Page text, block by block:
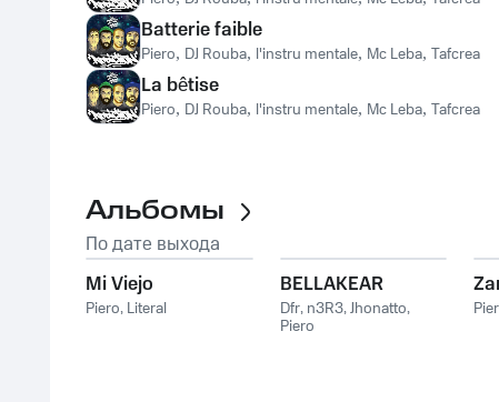
Batterie faible
Piero, DJ Rouba, l'instru mentale, Mc Leba, Tafcrea
La bêtise
Piero, DJ Rouba, l'instru mentale, Mc Leba, Tafcrea
Альбомы
По дате выхода
Mi Viejo
Piero, Literal
BELLAKEAR
Dfr, n3R3,Jhonatto,
Piero